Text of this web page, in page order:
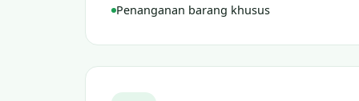
Penanganan barang khusus